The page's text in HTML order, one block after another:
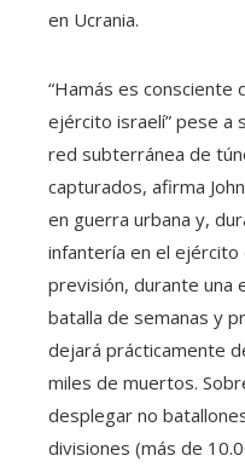
en Ucrania.
“Hamás es
ejército israelí” pese a
red subterránea de
capturados, afirma
en guerra urbana y,
infantería en el ejército
previsión, durante una
batalla de semanas y
dejará prácticamente
miles de muertos.
desplegar no
divisiones (más de